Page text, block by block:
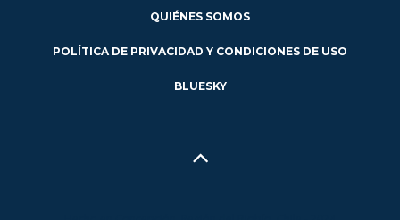
QUIÉNES SOMOS
POLÍTICA DE PRIVACIDAD Y CONDICIONES DE USO
BLUESKY